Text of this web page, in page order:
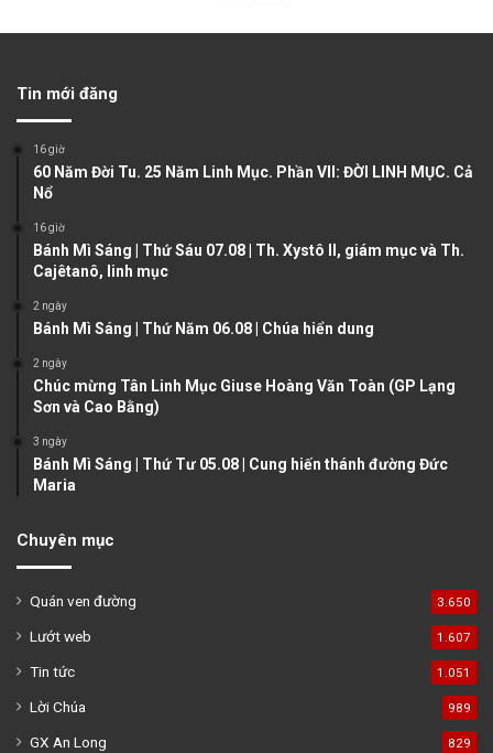
u
e
g
Tin mới đăng
16 giờ
60 Năm Đời Tu. 25 Năm Linh Mục. Phần VII: ĐỜI LINH MỤC. Cả
Nổ
16 giờ
Bánh Mì Sáng | Thứ Sáu 07.08 | Th. Xystô II, giám mục và Th.
Cajêtanô, linh mục
2 ngày
Bánh Mì Sáng | Thứ Năm 06.08 | Chúa hiển dung
2 ngày
Chúc mừng Tân Linh Mục Giuse Hoàng Văn Toàn (GP Lạng
Sơn và Cao Bằng)
3 ngày
Bánh Mì Sáng | Thứ Tư 05.08 | Cung hiến thánh đường Đức
Maria
Chuyên mục
Quán ven đường 3.650
Lướt web 1.607
Tin tức 1.051
Lời Chúa 989
GX An Long 829